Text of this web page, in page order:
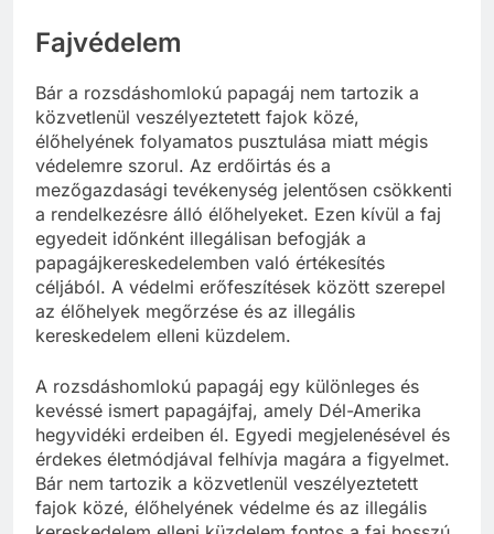
Fajvédelem
Bár a rozsdáshomlokú papagáj nem tartozik a
közvetlenül veszélyeztetett fajok közé,
élőhelyének folyamatos pusztulása miatt mégis
védelemre szorul. Az erdőirtás és a
mezőgazdasági tevékenység jelentősen csökkenti
a rendelkezésre álló élőhelyeket. Ezen kívül a faj
egyedeit időnként illegálisan befogják a
papagájkereskedelemben való értékesítés
céljából. A védelmi erőfeszítések között szerepel
az élőhelyek megőrzése és az illegális
kereskedelem elleni küzdelem.
A rozsdáshomlokú papagáj egy különleges és
kevéssé ismert papagájfaj, amely Dél-Amerika
hegyvidéki erdeiben él. Egyedi megjelenésével és
érdekes életmódjával felhívja magára a figyelmet.
Bár nem tartozik a közvetlenül veszélyeztetett
fajok közé, élőhelyének védelme és az illegális